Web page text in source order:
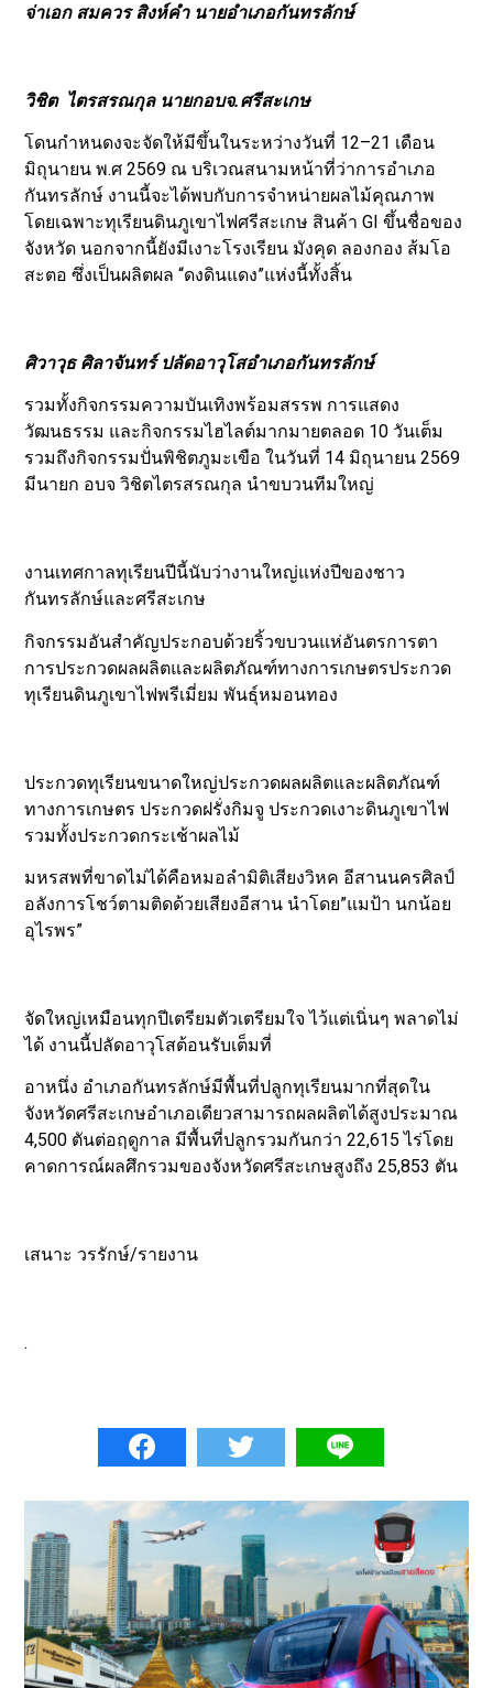
จ่าเอก สมควร สิงห์คำ นายอำเภอกันทรลักษ์
วิชิต ไตรสรณกุล นายกอบจ.ศรีสะเกษ
โดนกำหนดงจะจัดให้มีขึ้นในระหว่างวันที่ 12–21 เดือน
มิถุนายน พ.ศ 2569 ณ บริเวณสนามหน้าที่ว่าการอำเภอ
กันทรลักษ์ งานนี้จะได้พบกับการจำหน่ายผลไม้คุณภาพ
โดยเฉพาะทุเรียนดินภูเขาไฟศรีสะเกษ สินค้า GI ขึ้นชื่อของ
จังหวัด นอกจากนี้ยังมีเงาะโรงเรียน มังคุด ลองกอง ส้มโอ
สะตอ ซึ่งเป็นผลิตผล “ดงดินแดง”แห่งนี้ทั้งสิ้น
ศิวาวุธ ศิลาจันทร์ ปลัดอาวุโสอำเภอกันทรลักษ์
รวมทั้งกิจกรรมความบันเทิงพร้อมสรรพ การแสดง
วัฒนธรรม และกิจกรรมไฮไลต์มากมายตลอด 10 วันเต็ม
รวมถึงกิจกรรมปั่นพิชิตภูมะเขือ ในวันที่ 14 มิถุนายน 2569
มีนายก อบจ วิชิตไตรสรณกุล นำขบวนทีมใหญ่
งานเทศกาลทุเรียนปีนี้นับว่างานใหญ่แห่งปีของชาว
กันทรลักษ์และศรีสะเกษ
กิจกรรมอันสำคัญประกอบด้วยริ้วขบวนแห่อันตรการตา
การประกวดผลผลิตและผลิตภัณฑ์ทางการเกษตรประกวด
ทุเรียนดินภูเขาไฟพรีเมี่ยม พันธุ์หมอนทอง
ประกวดทุเรียนขนาดใหญ่ประกวดผลผลิตและผลิตภัณฑ์
ทางการเกษตร ประกวดฝรั่งกิมจู ประกวดเงาะดินภูเขาไฟ
รวมทั้งประกวดกระเช้าผลไม้
มหรสพที่ขาดไม่ได้คือหมอลำมิติเสียงวิหค อีสานนครศิลป์
อลังการโชว์ตามติดด้วยเสียงอีสาน นำโดย”แมป้า นกน้อย
อุไรพร”
จัดใหญ่เหมือนทุกปีเตรียมตัวเตรียมใจ ไว้แต่เนิ่นๆ พลาดไม่
ได้ งานนี้ปลัดอาวุโสต้อนรับเต็มที่
อาหนึ่ง อำเภอกันทรลักษ์มีพื้นที่ปลูกทุเรียนมากที่สุดใน
จังหวัดศรีสะเกษอำเภอเดียวสามารถผลผลิตได้สูงประมาณ
4,500 ตันต่อฤดูกาล มีพื้นที่ปลูกรวมกันกว่า 22,615 ไร่โดย
คาดการณ์ผลศึกรวมของจังหวัดศรีสะเกษสูงถึง 25,853 ตัน
เสนาะ วรรักษ์/รายงาน
.